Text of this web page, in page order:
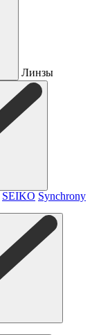
Линзы
SEIKO Synchrony